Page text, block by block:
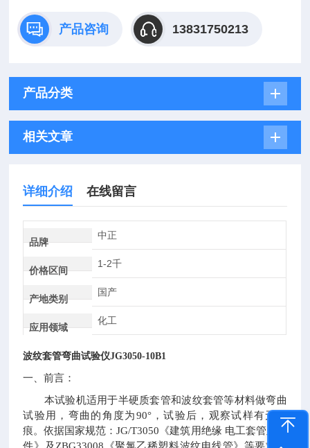
产品咨询 13831750213
产品分类
相关文章
详细介绍 在线留言
品牌
中正
价格区间
1-2千
产地类别
国产
应用领域
化工
波纹套管弯曲试验仪JG3050-10B1
一、前言：
本试验机适用于半硬质套管和波纹套管等材料做弯曲
试验用，弯曲的角度为90°，试验后，观察试样有无裂
痕。依据国家规范：JG/T3050《建筑用绝缘 电工套管及配